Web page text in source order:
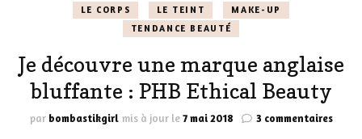
LE CORPS LE TEINT
MAKE-UP
TENDANCE BEAUTÉ
Je découvre une marque anglaise
bluffante : PHB Ethical Beauty
par bombastikgirl mis à jour le7 mai 2018 3 commentairessur